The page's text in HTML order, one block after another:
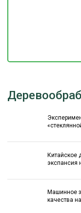
Китайское
экспансия
Машинное
качества